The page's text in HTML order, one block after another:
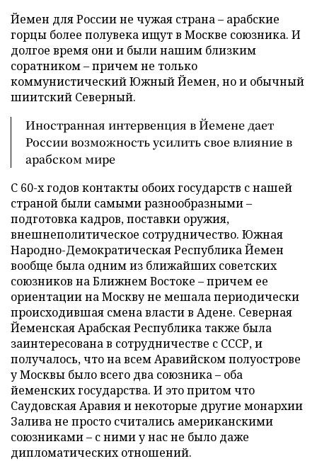
Йемен для России не чужая страна – арабские
горцы более полувека ищут в Москве союзника. И
долгое время они и были нашим близким
соратником – причем не только
коммунистический Южный Йемен, но и обычный
шиитский Северный.
Иностранная интервенция в Йемене дает
России возможность усилить свое влияние в
арабском мире
С 60-х годов контакты обоих государств с нашей
страной были самыми разнообразными –
подготовка кадров, поставки оружия,
внешнеполитическое сотрудничество. Южная
Народно-Демократическая Республика Йемен
вообще была одним из ближайших советских
союзников на Ближнем Востоке – причем ее
ориентации на Москву не мешала периодически
происходившая смена власти в Адене. Северная
Йеменская Арабская Республика также была
заинтересована в сотрудничестве с СССР, и
получалось, что на всем Аравийском полуострове
у Москвы было всего два союзника – оба
йеменских государства. И это притом что
Саудовская Аравия и некоторые другие монархии
Залива не просто считались американскими
союзниками – с ними у нас не было даже
дипломатических отношений.